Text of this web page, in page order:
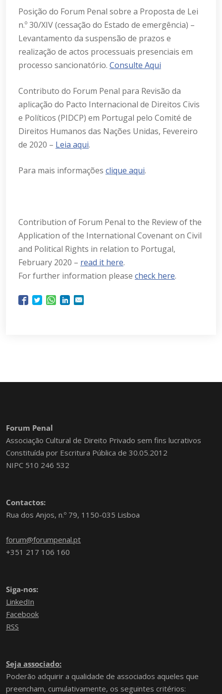
Posição do Forum Penal sobre a Proposta de Lei
n.º 30/XIV (cessação do Estado de emergência) –
Levantamento da suspensão de prazos e
realização de actos processuais presenciais em
processo sancionatório. Consulte Aqui
Contributo do Forum Penal para Revisão da
aplicação do Pacto Internacional de Direitos Civis
e Políticos (PIDCP) em Portugal pelo Comité de
Direitos Humanos das Nações Unidas, Fevereiro
de 2020 – Leia aqui.
Para mais informações clique aqui.
Contribution of Forum Penal to the Review of the
Application of the International Covenant on Civil
and Political Rights in relation to Portugal,
February 2020 – read it here.
For further information please check here.
Forum Penal
Associação Cultural de Direito Privado sem fins lucrativos
Constituída por Escritura Pública de 30.05.2012
NIPC 510 246 532
Contactos:
Rua dos Anjos, n.º 79, 1150-035 Lisboa
forum@forumpenal.pt
+351 217 106 160
Siga-nos:
LinkedIn
Facebook
RSS
Seja associado:
Poderão adquirir a qualidade de associados aqueles que
preencham, cumulativamente, os seguintes critérios: